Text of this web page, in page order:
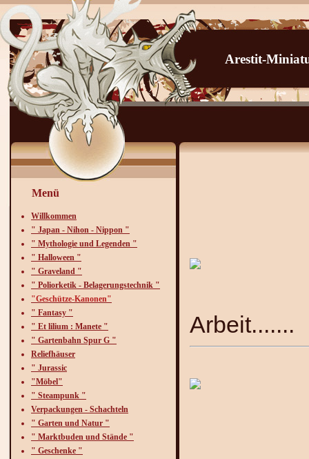
Arestit-
Menü
Willkommen
" Japan - Nihon - Nippon "
" Mythologie und Legenden "
" Halloween "
" Graveland "
" Poliorketik - Belagerungstechnik "
"Geschütze-Kanonen"
" Fantasy "
" Et lilium : Manete "
" Gartenbahn Spur G "
Reliefhäuser
" Jurassic
"Möbel"
" Steampunk "
Verpackungen - Schachteln
" Garten und Natur "
" Marktbuden und Stände "
" Geschenke "
Arbeit.......